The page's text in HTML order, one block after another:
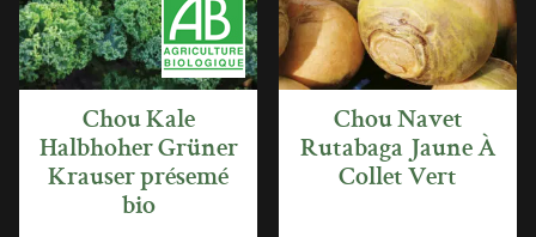
Chou Kale
Halbhoher Grüner
Krauser présemé
bio
APERÇU
RAPIDE
Chou Navet
Rutabaga Jaune À
Collet Vert
APERÇU
RAPIDE